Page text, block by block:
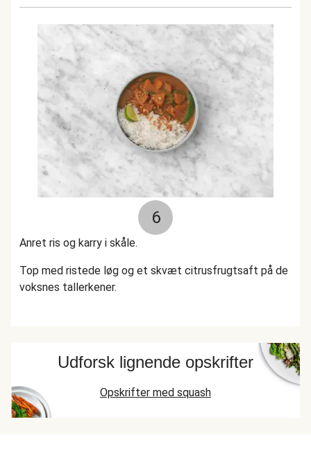
6
Anret ris og karry i skåle.
Top med ristede løg og et skvæt citrusfrugtsaft på de
voksnes tallerkener.
Udforsk lignende opskrifter
Opskrifter med squash